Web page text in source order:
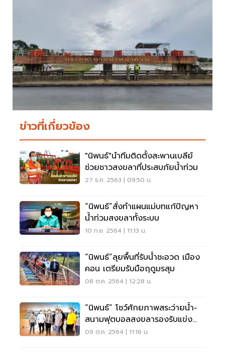
ข่าวที่เกี่ยวข้อง
"นิพนธ์"นำทีมติดตั้งสะพานเบลีย์
ช่วยชาวสงขลาที่ประสบภัยน้ำท่วม
27 ธ.ค. 2563 | 09:50 น.
“นิพนธ์”สั่งทำแผนแม่บทแก้ปัญหา
น้ำท่วมสงขลาทั้งระบบ
10 ก.ย. 2564 | 11:13 น.
“นิพนธ์”ลุยพื้นที่รับน้ำชะอวด เมือง
คอน เตรียมรับมือฤดูมรสุม
08 ต.ค. 2564 | 12:28 น.
“นิพนธ์” โชว์ศักยภาพสระว่ายน้ำ-
สนามฟุตบอลสงขลารองรับแข่ง
กีฬานานาชาติ
09 ต.ค. 2564 | 11:16 น.